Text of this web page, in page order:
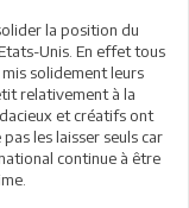
la position du
Unis. En effet tous
solidement leurs
relativement à la
et créatifs ont
les laisser seuls car
continue à être